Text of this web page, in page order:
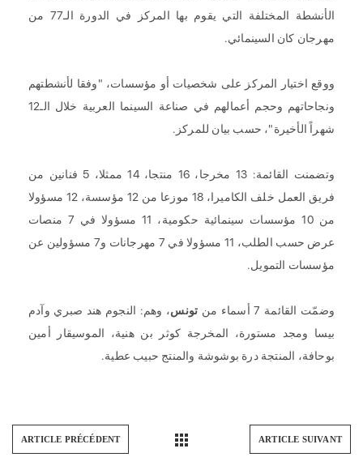
الأنشطة المختلفة التي يقوم بها المركز في الدورة الـ77 من
مهرجان كان السينمائي.
ووقع اختيار المركز على شخصيات أو مؤسسات، "وفقا لأنشطتهم
ونجاحاتهم وحجم أعمالهم في صناعة السينما العربية خلال الـ12
شهراً الأخيرة"، حسب بيان للمركز.
وتضمنت القائمة: 13 مخرجا، 16 منتجا، 14 ممثلا، 5 فنانين من
فريق العمل خلف الكاميرا، 18 موزعا من 12 مؤسسة، 12 مسؤولا
من 10 مؤسسات سينمائية حكومية، 11 مسؤولا في 7 منصات
عرض حسب الطلب، 11 مسؤولا في 7 مهرجانات و7 مسؤولين عن
مؤسسات التمويل.
وضمّت القائمة 7 أسماء من تونس، وهم: النجوم هند صبري وآدم
بيسا ومجد مستورة، المخرجة كوثر بن هنية، الموسيقار أمين
بوحافة، المنتجة درة بوشوشة والمنتج حبيب عطية.
ARTICLE PRÉCÉDENT ARTICLE SUIVANT